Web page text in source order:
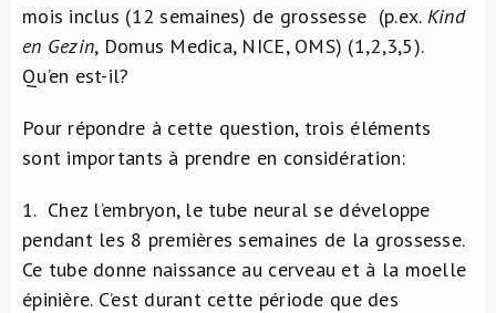
mois inclus (12 semaines) de grossesse (p.ex. Kind
en Gezin, Domus Medica, NICE, OMS) (1,2,3,5).
Qu’en est-il?
Pour répondre à cette question, trois éléments
sont importants à prendre en considération:
1. Chez l’embryon, le tube neural se développe
pendant les 8 premières semaines de la grossesse.
Ce tube donne naissance au cerveau et à la moelle
épinière. C’est durant cette période que des